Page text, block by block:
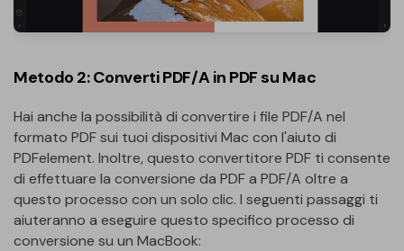
Metodo 2: Converti PDF/A in PDF su Mac
Hai anche la possibilità di convertire i file PDF/A nel
formato PDF sui tuoi dispositivi Mac con l'aiuto di
PDFelement. Inoltre, questo convertitore PDF ti consente
di effettuare la conversione da PDF a PDF/A oltre a
questo processo con un solo clic. I seguenti passaggi ti
aiuteranno a eseguire questo specifico processo di
conversione su un MacBook: